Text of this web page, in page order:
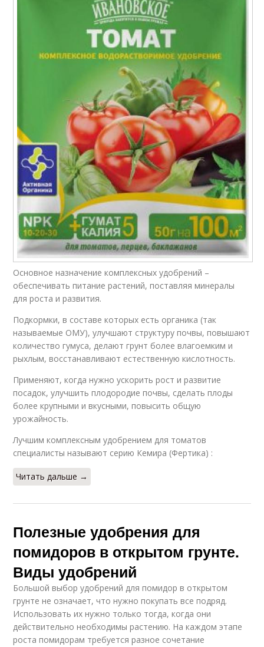
Основное назначение комплексных удобрений –
обеспечивать питание растений, поставляя минералы
для роста и развития.
Подкормки, в составе которых есть органика (так
называемые ОМУ), улучшают структуру почвы, повышают
количество гумуса, делают грунт более влагоемким и
рыхлым, восстанавливают естественную кислотность.
Применяют, когда нужно ускорить рост и развитие
посадок, улучшить плодородие почвы, сделать плоды
более крупными и вкусными, повысить общую
урожайность.
Лучшим комплексным удобрением для томатов
специалисты называют серию Кемира (Фертика) :
Читать дальше →
Полезные удобрения для
помидоров в открытом грунте.
Виды удобрений
Большой выбор удобрений для помидор в открытом
грунте не означает, что нужно покупать все подряд.
Использовать их нужно только тогда, когда они
действительно необходимы растению. На каждом этапе
роста помидорам требуется разное сочетание